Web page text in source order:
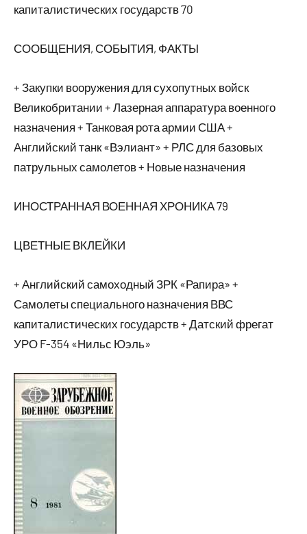
капиталистических государств 70
СООБЩЕНИЯ, СОБЫТИЯ, ФАКТЫ
+ Закупки вооружения для сухопутных войск
Великобритании + Лазерная аппаратура военного
назначения + Танковая рота армии США +
Английский танк «Вэлиант» + РЛС для базовых
патрульных самолетов + Новые назначения
ИНОСТРАННАЯ ВОЕННАЯ ХРОНИКА 79
ЦВЕТНЫЕ ВКЛЕЙКИ
+ Английский самоходный ЗРК «Рапира» +
Самолеты специального назначения ВВС
капиталистических государств + Датский фрегат
УРО F-354 «Нильс Юэль»